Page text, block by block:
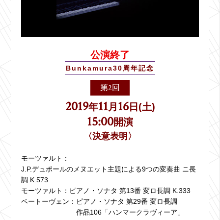
公演終了
Bunkamura30周年記念
第2回
2019年11 月 16日(土)
15:00開演
〈決意表明〉
モーツァルト：
J.P.デュポールのメヌエット主題による9つの変奏曲 ニ長
調 K.573
モーツァルト： ピアノ・ソナタ 第13番 変ロ長調 K.333
ベートーヴェン： ピアノ・ソナタ 第29番 変ロ長調
作品106「ハンマークラヴィーア」